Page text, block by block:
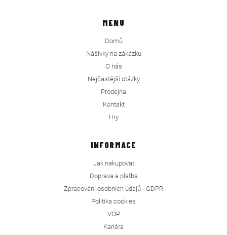
MENU
Domů
Nášivky na zákázku
O nás
Nejčastější otázky
Prodejna
Kontakt
Hry
INFORMACE
Jak nakupovat
Doprava a platba
Zpracování osobních údajů - GDPR
Politika cookies
VOP
Kariéra